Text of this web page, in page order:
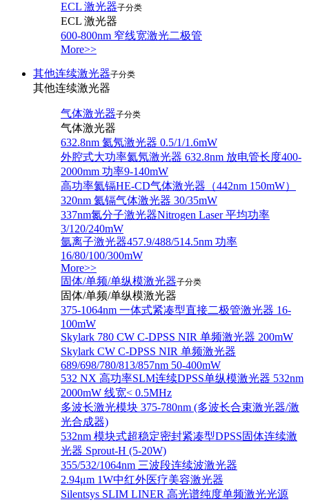
ECL 激光器子分类
ECL 激光器
600-800nm 窄线宽激光二极管
More>>
其他连续激光器子分类
其他连续激光器
气体激光器子分类
气体激光器
632.8nm 氦氖激光器 0.5/1/1.6mW
外腔式大功率氦氖激光器 632.8nm 放电管长度400-
2000mm 功率9-140mW
高功率氦镉HE-CD气体激光器（442nm 150mW）
320nm 氦镉气体激光器 30/35mW
337nm氮分子激光器Nitrogen Laser 平均功率
3/120/240mW
氩离子激光器457.9/488/514.5nm 功率
16/80/100/300mW
More>>
固体/单频/单纵模激光器子分类
固体/单频/单纵模激光器
375-1064nm 一体式紧凑型直接二极管激光器 16-
100mW
Skylark 780 CW C-DPSS NIR 单频激光器 200mW
Skylark CW C-DPSS NIR 单频激光器
689/698/780/813/857nm 50-400mW
532 NX 高功率SLM连续DPSS单纵模激光器 532nm
2000mW 线宽< 0.5MHz
多波长激光模块 375-780nm (多波长合束激光器/激
光合成器)
532nm 模块式超稳定密封紧凑型DPSS固体连续激
光器 Sprout-H (5-20W)
355/532/1064nm 三波段连续波激光器
2.94μm 1W中红外医疗美容激光器
Silentsys SLIM LINER 高光谱纯度单频激光光源